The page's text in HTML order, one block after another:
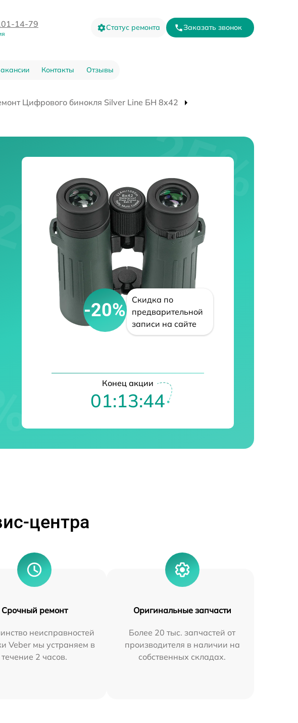
14-79 Статус ремонта Заказать звонок
Контакты Отзывы
Цифрового бинокля Silver Line БН 8x42
-20%
Скидка по
предварительной
записи на сайте
Конец акции
01:13:43
центра
Срочный ремонт
неисправностей
Veber мы устраняем в
течение 2 часов.
Оригинальные запчасти
Более 20 тыс. запчастей от
производителя в наличии на
собственных складах.